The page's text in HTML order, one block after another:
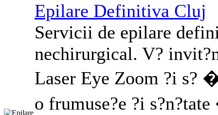
Epilare Definitiva Cluj
Servicii de epilare
nechirurgical. V?
Laser Eye Zoom ?i s?
o frumuse?e ?i